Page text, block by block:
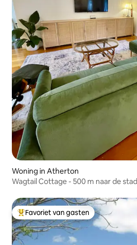
Woning in Atherton
Wagtail Cottage - 500 m naar de stad
Topfavoriet van gasten
Favoriet van gasten